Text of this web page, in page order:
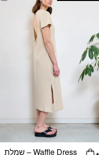
Waffle Dress – שמלת